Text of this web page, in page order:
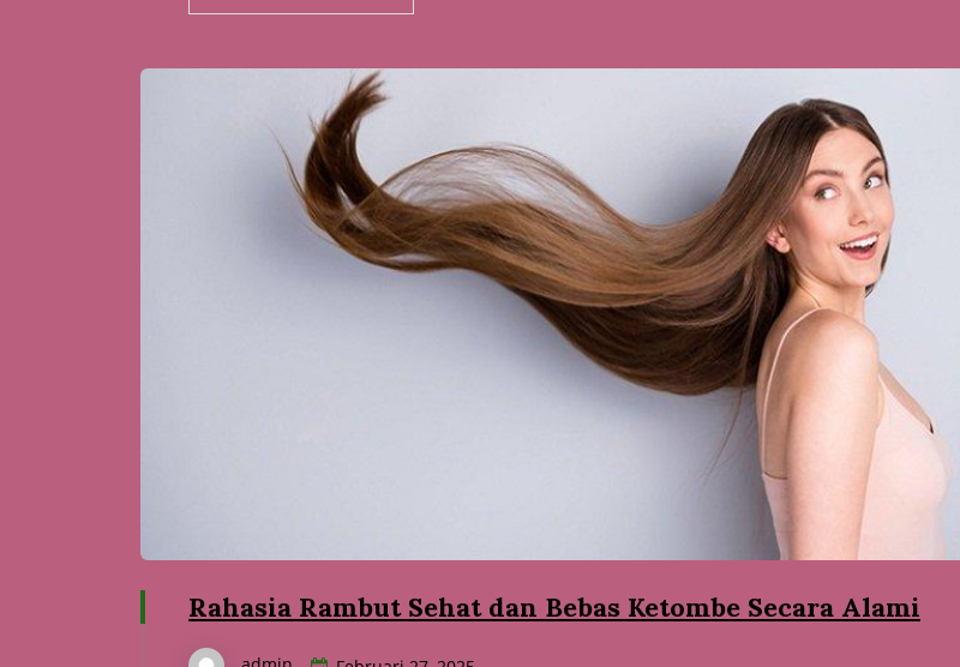
Rahasia Rambut Sehat dan Bebas Ketombe Secara Alami